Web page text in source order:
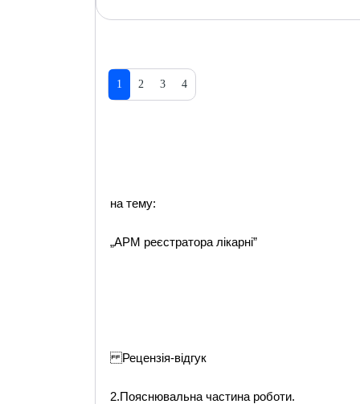
1 2 3 4
на тему:
„АРМ реєстратора лікарні”
Рецензія-відгук
2.Пояснювальна частина роботи.